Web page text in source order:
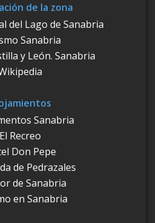
de la zona
del Lago de Sanabria
Sanabria
y León. Sanabria
Sanabria
El Recreo
Don Pepe
de Pedrazales
de Sanabria
en Sanabria